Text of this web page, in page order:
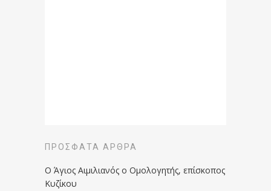
ΠΡΌΣΦΑΤΑ ΆΡΘΡΑ
Ο Άγιος Αιμιλιανός ο Ομολογητής, επίσκοπος
Κυζίκου